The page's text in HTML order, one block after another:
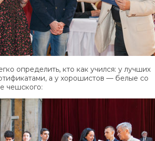
определить, кто как учился: у лучших
а у хорошистов — белые со
чешского: